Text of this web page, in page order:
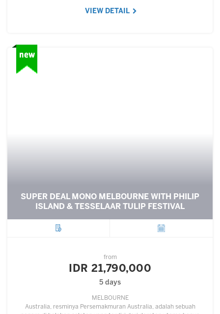
VIEW DETAIL
SUPER DEAL MONO MELBOURNE WITH PHILIP
ISLAND & TESSELAAR TULIP FESTIVAL
from
IDR 21,790,000
5 days
MELBOURNE
Australia, resminya Persemakmuran Australia, adalah sebuah